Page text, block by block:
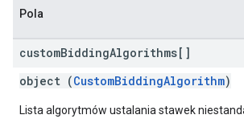
Pola
customBiddingAlgorithms[]
object (CustomBiddingAlgorithm)
Lista algorytmów ustalania stawek